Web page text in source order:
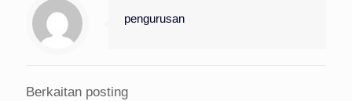
pengurusan
Berkaitan posting